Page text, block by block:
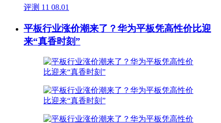
评测 11 08.01
平板行业涨价潮来了？华为平板凭高性价比迎
来“真香时刻”